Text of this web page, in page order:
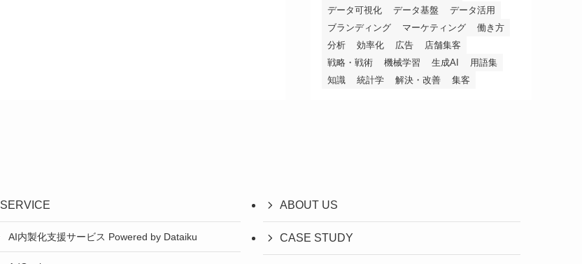
データ可視化
データ基盤
データ活用
ブランディング
マーケティング
働き方
分析
効率化 広告
店舗集客
戦略・戦術
機械学習 生成AI
用語集
知識
統計学 解決・改善 集客
SERVICE
AI内製化支援サービス Powered by Dataiku
ABOUT US
CASE STUDY